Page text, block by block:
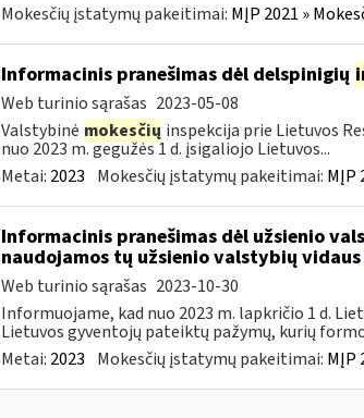
Mokesčių įstatymų pakeitimai: MĮP 2021 »
Informacinis pranešimas dėl delspinigių
Web turinio sąrašas 2023-05-08
Valstybinė mokesčių inspekcija prie Lietuvos
nuo 2023 m. gegužės 1 d. įsigaliojo Lietuvos...
Metai: 2023 Mokesčių įstatymų pakeitimai: MĮP
Informacinis pranešimas dėl užsienio
naudojamos tų užsienio valstybių vidaus
Web turinio sąrašas 2023-10-30
Informuojame, kad nuo 2023 m. lapkričio 1 d.
Lietuvos gyventojų pateiktų pažymų, kurių
Metai: 2023 Mokesčių įstatymų pakeitimai: MĮP